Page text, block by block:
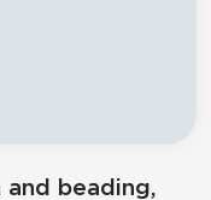
beading,